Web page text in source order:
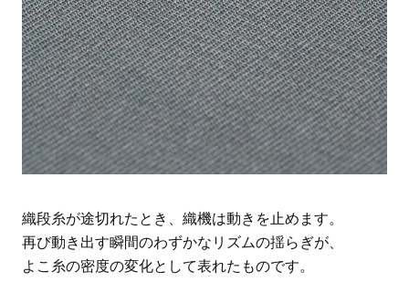
織段糸が途切れたとき、織機は動きを止めます。
再び動き出す瞬間のわずかなリズムの揺らぎが、
よこ糸の密度の変化として表れたものです。